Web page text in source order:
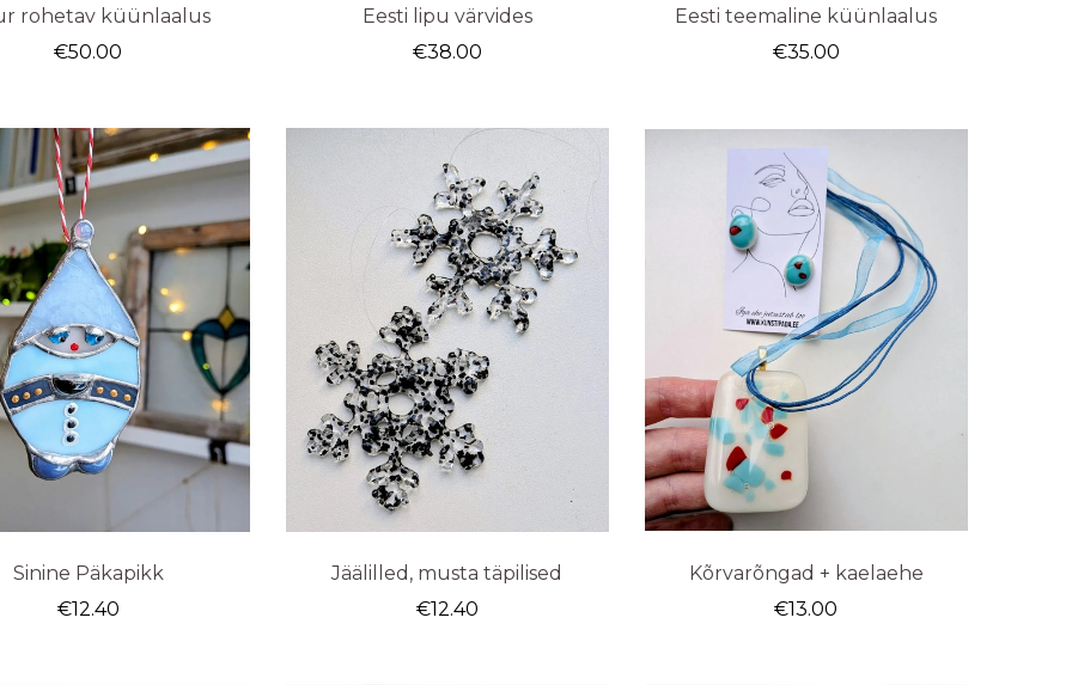
rohetav küünlaalus
€50.00
Eesti lipu värvides
€38.00
Eesti teemaline küünlaalus
€35.00
Sinine Päkapikk
€12.40
Jäälilled, musta täpilised
€12.40
Kõrvarõngad + kaelaehe
€13.00